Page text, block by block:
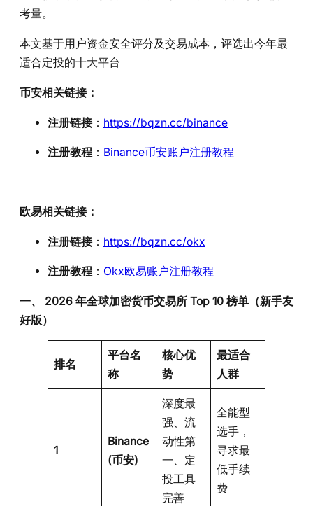
考量。
本文基于用户资金安全评分及交易成本，评选出今年最
适合定投的十大平台
币安相关链接：
注册链接： https://bqzn.cc/binance
注册教程 ： Binance币安账户注册教程
欧易相关链接：
注册链接： https://bqzn.cc/okx
注册教程 ： Okx欧易账户注册教程
一、 2026 年全球加密货币交易所 Top 10 榜单（新手友
好版）
排名
平台名
称
核心优
势
最适合
人群
1
Binance
(币安)
深度最
强、流
动性第
一、定
投工具
完善
全能型
选手，
寻求最
低手续
费